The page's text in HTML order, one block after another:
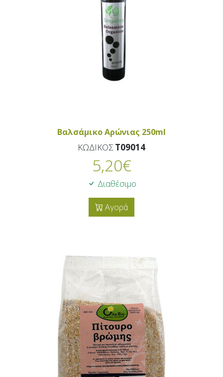
Βαλσάμικο Αρώνιας 250ml
ΚΩΔΙΚΟΣT09014
5,20€
Διαθέσιμο
Αγορά